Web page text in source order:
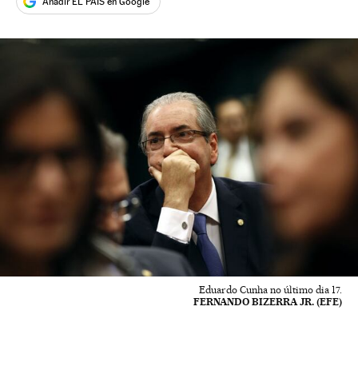
Eduardo Cunha no último dia 17.
FERNANDO BIZERRA JR. (EFE)